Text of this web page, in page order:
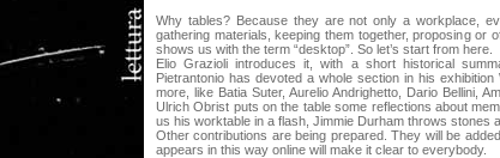
Why tables? Because they are not only a workplace,
gathering materials, keeping them together, proposing or
shows us with the term “desktop”. So let’s start from here.
Elio Grazioli introduces it, with a short historical
Pietrantonio has devoted a whole section in his
more, like Batia Suter, Aurelio Andrighetto, Dario Bellini,
Ulrich Obrist puts on the table some reflections about
us his worktable in a flash, Jimmie Durham throws stones
Other contributions are being prepared. They will be
appears in this way online will make it clear to everybody.